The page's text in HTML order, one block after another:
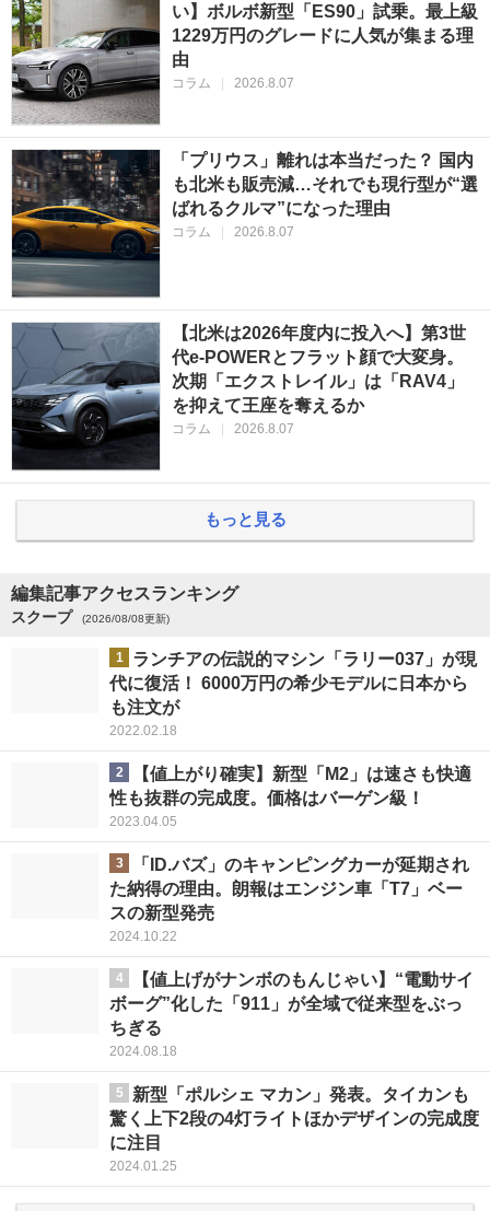
い】ボルボ新型「ES90」試乗。最上級
1229万円のグレードに人気が集まる理
由
コラム 2026.8.07
「プリウス」離れは本当だった？ 国内
も北米も販売減…それでも現行型が“選
ばれるクルマ”になった理由
コラム | 2026.8.07
【北米は2026年度内に投入へ】第3世
代e-POWERとフラット顔で大変身。
次期「エクストレイル」は「RAV4」
を抑えて王座を奪えるか
コラム | 2026.8.07
もっと見る
編集記事アクセスランキング
スクープ (2026/08/08更新)
1
ランチアの伝説的マシン「ラリー037」が現
代に復活！ 6000万円の希少モデルに日本から
も注文が
2022.02.18
2
【値上がり確実】新型「M2」は速さも快適
性も抜群の完成度。価格はバーゲン級！
2023.04.05
3
「ID.バズ」のキャンピングカーが延期され
た納得の理由。朗報はエンジン車「T7」ベー
スの新型発売
2024.10.22
4
【値上げがナンボのもんじゃい】“電動サイ
ボーグ”化した「911」が全域で従来型をぶっ
ちぎる
2024.08.18
5
新型「ポルシェ マカン」発表。タイカンも
驚く上下2段の4灯ライトほかデザインの完成度
に注目
2024.01.25